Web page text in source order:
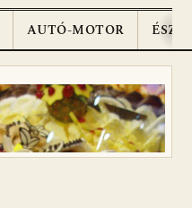
AUTÓ-MOTOR